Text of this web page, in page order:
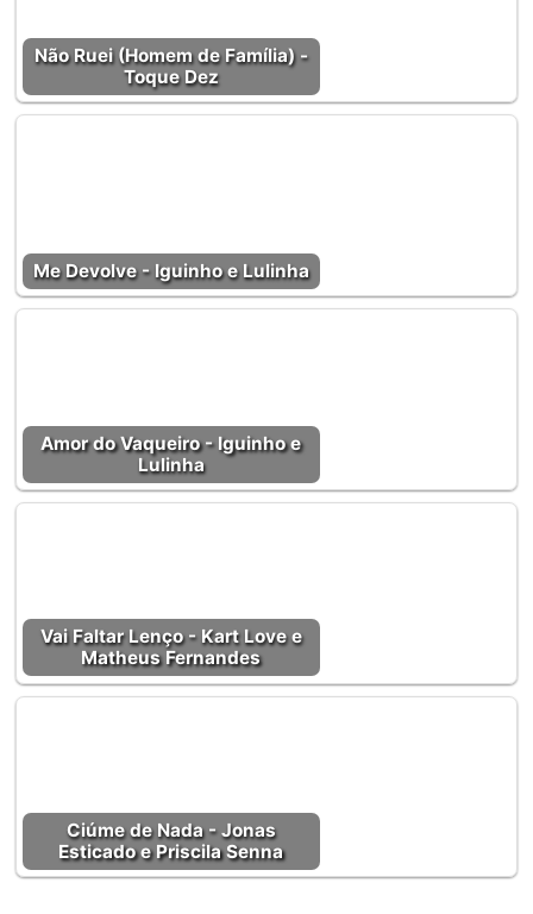
Não Ruei (Homem de Família) -
Toque Dez
Me Devolve - Iguinho e Lulinha
Amor do Vaqueiro - Iguinho e
Lulinha
Vai Faltar Lenço - Kart Love e
Matheus Fernandes
Ciúme de Nada - Jonas
Esticado e Priscila Senna